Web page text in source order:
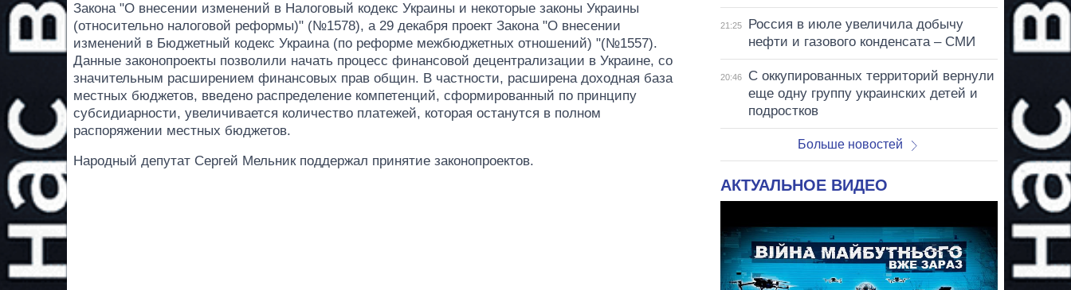
Закона "О внесении изменений в Налоговый кодекс Украины и некоторые законы Украины
(относительно налоговой реформы)" (№1578), а 29 декабря проект Закона "О внесении
изменений в Бюджетный кодекс Украина (по реформе межбюджетных отношений) "(№1557).
Данные законопроекты позволили начать процесс финансовой децентрализации в Украине, со
значительным расширением финансовых прав общин. В частности, расширена доходная база
местных бюджетов, введено распределение компетенций, сформированный по принципу
субсидиарности, увеличивается количество платежей, которая останутся в полном
распоряжении местных бюджетов.
Народный депутат Сергей Мельник поддержал принятие законопроектов.
21:25
Россия в июле увеличила добычу
нефти и газового конденсата – СМИ
20:46
С оккупированных территорий вернули
еще одну группу украинских детей и
подростков
Больше новостей
АКТУАЛЬНОЕ ВИДЕО